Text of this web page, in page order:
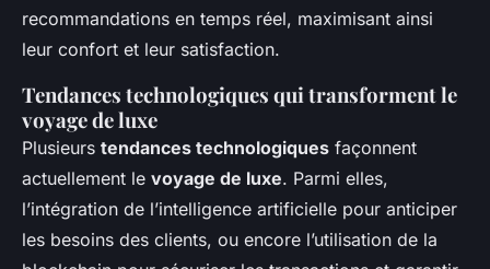
recommandations en temps réel, maximisant ainsi
leur confort et leur satisfaction.
Tendances technologiques qui transforment le
voyage de luxe
Plusieurs tendances technologiques façonnent
actuellement le voyage de luxe. Parmi elles,
l’intégration de l’intelligence artificielle pour anticiper
les besoins des clients, ou encore l’utilisation de la